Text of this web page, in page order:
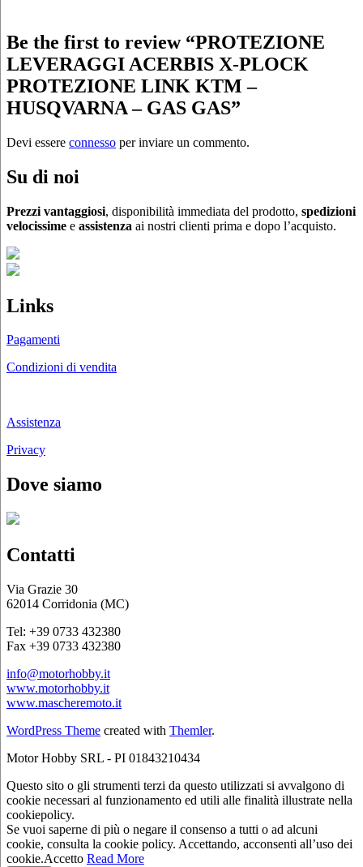
Be the first to review “PROTEZIONE
LEVERAGGI ACERBIS X-PLOCK
PROTEZIONE LINK KTM –
HUSQVARNA – GAS GAS”
Devi essere connesso per inviare un commento.
Su di noi
Prezzi vantaggiosi, disponibilità immediata del prodotto, spedizioni
velocissime e assistenza ai nostri clienti prima e dopo l’acquisto.
Links
Pagamenti
Condizioni di vendita
Assistenza
Privacy
Dove siamo
Contatti
Via Grazie 30
62014 Corridonia (MC)
Tel: +39 0733 432380
Fax +39 0733 432380
info@motorhobby.it
www.motorhobby.it
www.mascheremoto.it
WordPress Theme created with Themler.
Motor Hobby SRL - PI 01843210434
Questo sito o gli strumenti terzi da questo utilizzati si avvalgono di
cookie necessari al funzionamento ed utili alle finalità illustrate nella
cookiepolicy.
Se vuoi saperne di più o negare il consenso a tutti o ad alcuni
cookie, consulta la cookie policy. Accettando, acconsenti all’uso dei
cookie.Accetto Read More